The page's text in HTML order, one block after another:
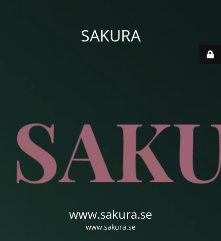
SAKURA
www.sakura.se
www.sakura.se